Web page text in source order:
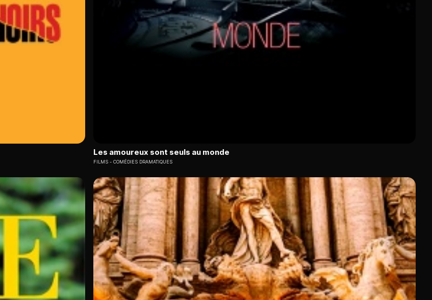
Les amoureux sont seuls au monde
FILMS COMÉDIES DRAMATIQUES